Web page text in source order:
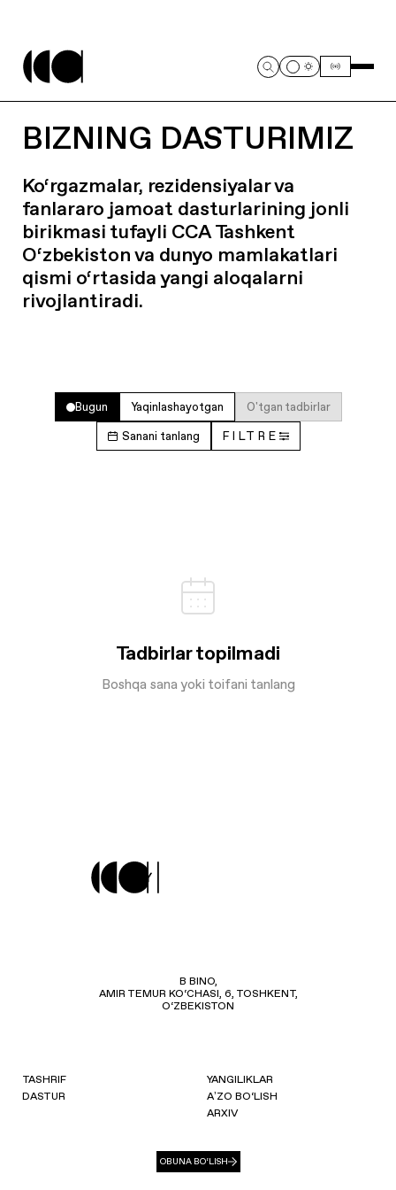
BIZNING DASTURIMIZ
Ko‘rgazmalar, rezidensiyalar va
fanlararo jamoat dasturlarining jonli
birikmasi tufayli CCA Tashkent
O‘zbekiston va dunyo mamlakatlari
qismi o‘rtasida yangi aloqalarni
rivojlantiradi.
Bugun Yaqinlashayotgan O'tgan tadbirlar
Sanani tanlang FILTRE
Tadbirlar topilmadi
Boshqa sana yoki toifani tanlang
B BINO,
AMIR TEMUR KO‘CHASI, 6, TOSHKENT,
O‘ZBEKISTON
TASHRIF
DASTUR
YANGILIKLAR
AʼZO BO‘LISH
ARXIV
OBUNA BO‘LISH